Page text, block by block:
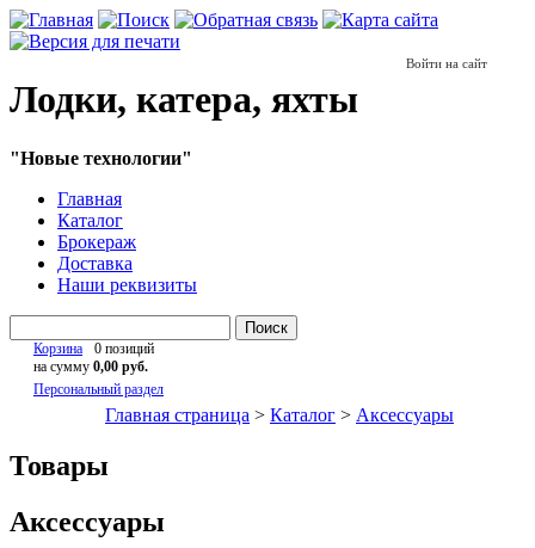
Войти на сайт
Лодки, катера, яхты
"Новые технологии"
Главная
Каталог
Брокераж
Доставка
Наши реквизиты
Поиск
Корзина
0 позиций
на сумму 0,00 руб.
Персональный раздел
Главная страница > Каталог > Аксессуары
Товары
Аксессуары